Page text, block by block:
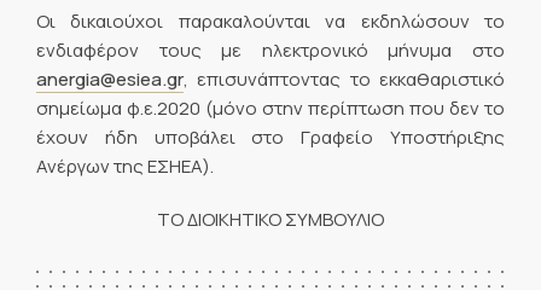
Οι δικαιούχοι παρακαλούνται να εκδηλώσουν το
ενδιαφέρον τους με ηλεκτρονικό μήνυμα στο
anergia@esiea.gr, επισυνάπτοντας το εκκαθαριστικό
σημείωμα φ.ε.2020 (μόνο στην περίπτωση που δεν το
έχουν ήδη υποβάλει στο Γραφείο Υποστήριξης
Ανέργων της ΕΣΗΕΑ).
ΤΟ ΔΙΟΙΚΗΤΙΚΟ ΣΥΜΒΟΥΛΙΟ